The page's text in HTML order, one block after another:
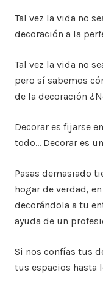
Tal vez la vida no
decoración a la
Tal vez la vida no
pero sí sabemos
de la decoración
Decorar es fijarse
todo… Decorar es
Pasas demasiado
hogar de verdad,
decorándola a tu
ayuda de un
Si nos confías tus
tus espacios hasta